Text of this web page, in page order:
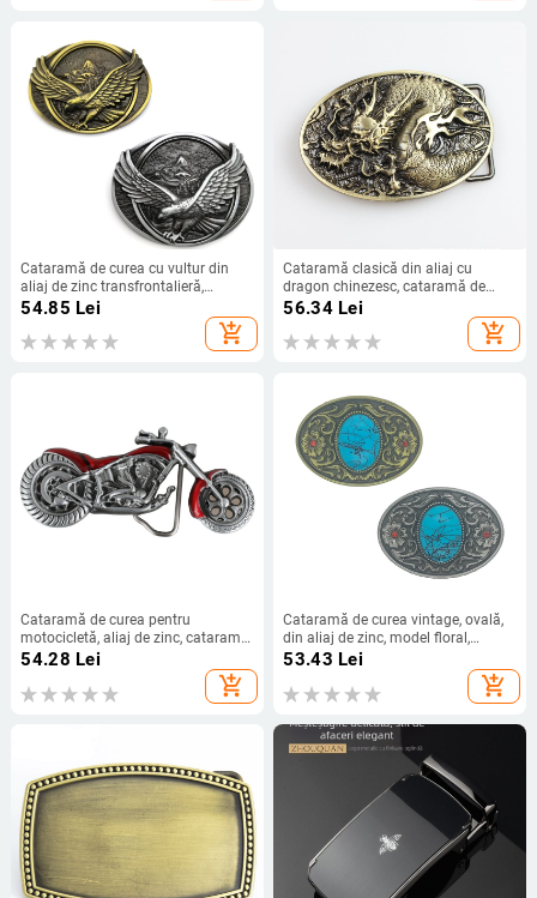
Cataramă de curea cu vultur din
aliaj de zinc transfrontalieră,
vânzare fierbinte, cataramă de
curea retro casual, cataramă de
curea Western Cowboy, cataramă
54.85 Lei
add_shopping_cart
Cataramă clasică din aliaj cu
dragon chinezesc, cataramă de
curea casual la modă, cataramă
56.34Lei
add_shopping_cart
Cataramă de curea pentru
motocicletă, aliaj de zinc, cataramă
plată netedă, stil occidental, unisex
54.28 Lei
add_shopping_cart
Cataramă de curea vintage, ovală,
din aliaj de zinc, model floral,
cataramă tip placă
53.43 Lei
add_shopping_cart